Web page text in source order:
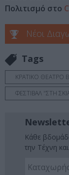
Πολιτισμό στο
Νέοι
Tags
ΚΡΑΤΙΚΟ ΘΕΑΤΡΟ
ΦΕΣΤΙΒΑΛ "ΣΤΗ
Κάθε
την Τέχνη